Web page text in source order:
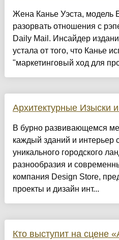
Жена Канье Уэста, модель
разорвать отношения с
Daily Mail. Инсайдер
устала от того, что Канье
"маркетинговый ход для
Архитектурные Изыски
​В бурно развивающемся
каждый зданий и интерьер
уникального городского
разнообразия и
компания Design Store,
проекты и дизайн инт...
Кто выступит на сцене